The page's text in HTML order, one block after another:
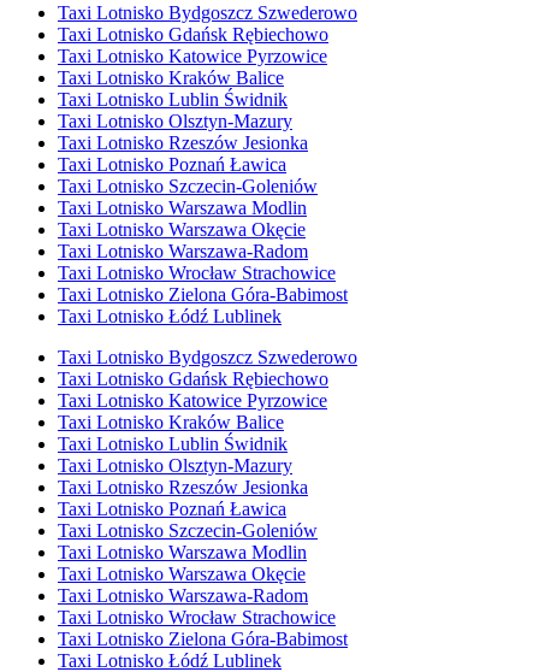
Taxi Lotnisko Bydgoszcz Szwederowo
Taxi Lotnisko Gdańsk Rębiechowo
Taxi Lotnisko Katowice Pyrzowice
Taxi Lotnisko Kraków Balice
Taxi Lotnisko Lublin Świdnik
Taxi Lotnisko Olsztyn-Mazury
Taxi Lotnisko Rzeszów Jesionka
Taxi Lotnisko Poznań Ławica
Taxi Lotnisko Szczecin-Goleniów
Taxi Lotnisko Warszawa Modlin
Taxi Lotnisko Warszawa Okęcie
Taxi Lotnisko Warszawa-Radom
Taxi Lotnisko Wrocław Strachowice
Taxi Lotnisko Zielona Góra-Babimost
Taxi Lotnisko Łódź Lublinek
Taxi Lotnisko Bydgoszcz Szwederowo
Taxi Lotnisko Gdańsk Rębiechowo
Taxi Lotnisko Katowice Pyrzowice
Taxi Lotnisko Kraków Balice
Taxi Lotnisko Lublin Świdnik
Taxi Lotnisko Olsztyn-Mazury
Taxi Lotnisko Rzeszów Jesionka
Taxi Lotnisko Poznań Ławica
Taxi Lotnisko Szczecin-Goleniów
Taxi Lotnisko Warszawa Modlin
Taxi Lotnisko Warszawa Okęcie
Taxi Lotnisko Warszawa-Radom
Taxi Lotnisko Wrocław Strachowice
Taxi Lotnisko Zielona Góra-Babimost
Taxi Lotnisko Łódź Lublinek